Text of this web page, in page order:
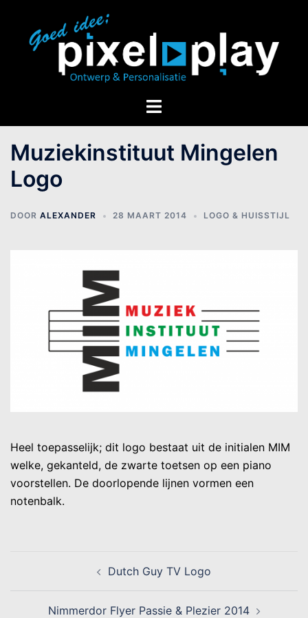
Muziekinstituut Mingelen
Logo
DOOR ALEXANDER 28 MAART 2014 LOGO & HUISSTIJL
Heel toepasselijk; dit logo bestaat uit de initialen MIM
welke, gekanteld, de zwarte toetsen op een piano
voorstellen. De doorlopende lijnen vormen een
notenbalk.
Dutch Guy TV Logo
Nimmerdor Flyer Passie & Plezier 2014